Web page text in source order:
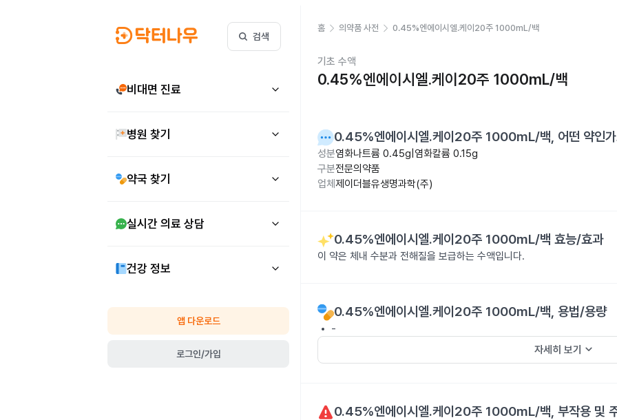
검색
비대면 진료
병원 찾기
약국 찾기
실시간 의료 상담
건강 정보
앱 다운로드
로그인/가입
홈 의약품 사전 0.45%엔에이시엘.케이20주 1000mL/백
기초 수액
0.45%엔에이시엘.케이20주 1000mL/백
0.45%엔에이시엘.케이20주 1000mL/백, 어떤 약인
성분염화나트륨 0.45g|염화칼륨 0.15g
구분전문의약품
업체 제이더블유생명과학(주)
0.45%엔에이시엘.케이20주 1000mL/백 효능/효과
이 약은 체내 수분과 전해질을 보급하는 수액입니다.
0.45%엔에이시엘.케이20주 1000mL/백, 용법/용량
-
자세히 보기 keyboard_arrow_down
0.45%엔에이시엘.케이20주 1000mL/백, 부작용 및